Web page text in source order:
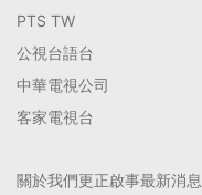
PTS TW
公視台語台
中華電視公司
客家電視台
關於我們更正啟事最新消息